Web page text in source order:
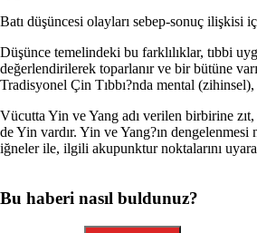
Batı düşüncesi olayları sebep-sonuç
Düşünce temelindeki bu farklılıklar, tıbbi
değerlendirilerek toparlanır ve bir bütüne
Tradisyonel Çin Tıbbı?nda mental
Vücutta Yin ve Yang adı verilen birbirine
de Yin vardır. Yin ve Yang?ın
iğneler ile, ilgili akupunktur noktalarını
Bu haberi nasıl buldunuz?